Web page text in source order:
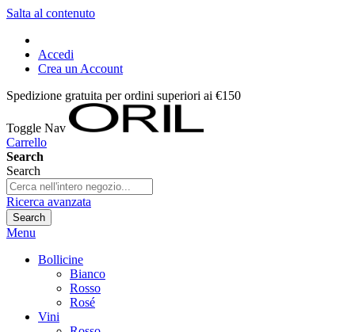
Salta al contenuto
Accedi
Crea un Account
Spedizione gratuita per ordini superiori ai €150
Toggle Nav
Carrello
Search
Search
Ricerca avanzata
Search
Menu
Bollicine
Bianco
Rosso
Rosé
Vini